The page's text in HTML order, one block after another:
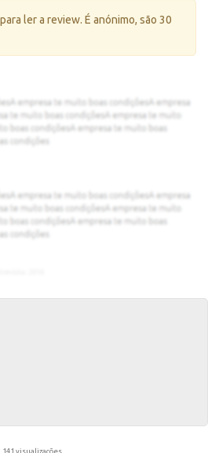
para ler a review. É anónimo, são 30